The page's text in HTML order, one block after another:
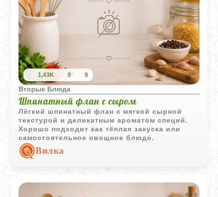
1,43K 0 0
Вторые Блюда
Шпинатный флан с сыром
Лёгкий шпинатный флан с мягкой сырной
текстурой и деликатным ароматом специй.
Хорошо подходит как тёплая закуска или
самостоятельное овощное блюдо.
Вилка